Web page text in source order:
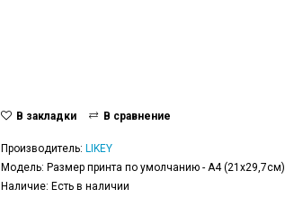
В закладки В сравнение
Производитель: LIKEY
Модель: Размер принта по умолчанию - А4 (21x29,7см)
Наличие: Есть в наличии